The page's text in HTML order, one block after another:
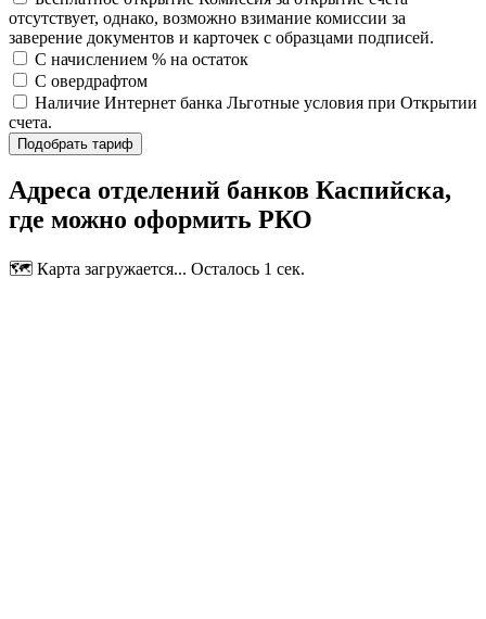
отсутствует, однако, возможно взимание комиссии за
заверение документов и карточек с образцами подписей.
С начислением % на остаток
С овердрафтом
Наличие Интернет банка Льготные условия при Открытии
счета.
Подобрать тариф
Адреса отделений банков Каспийска,
где можно оформить РКО
🗺️ Карта загружается... Осталось 1 сек.